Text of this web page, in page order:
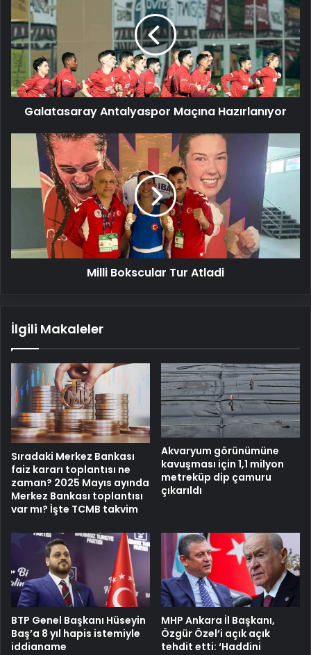
Maçına
Hazırlanıyor
Galatasaray Antalyaspor Maçına Hazırlanıyor
Bokscular
Milli Bokscular Tur Atladi
İlgili Makaleler
Sıradaki Merkez Bankası
faiz kararı toplantısı ne
zaman? 2025 Mayıs ayında
Merkez Bankası toplantısı
var mı? İşte TCMB takvim
Akvaryum görünümüne
kavuşması için 1,1 milyon
metreküp dip çamuru
çıkarıldı
BTP Genel Başkanı Hüseyin
Baş’a 8 yıl hapis istemiyle
iddianame
MHP Ankara İl Başkanı,
Özgür Özel’i açık açık
tehdit etti: ‘Haddini